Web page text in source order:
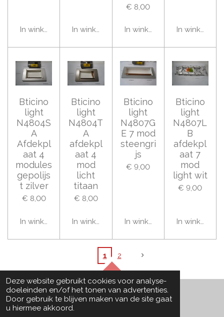
Deze website gebruikt cookies voor analyse-
doeleinden en/of het tonen van advertenties.
Door gebruik te blijven maken van de site gaat
u hiermee akkoord.
In winkelwagenIn winkelwagen
€ 8,00
In winkelwagenIn
Bticino
light
N4804S
A
Afdekpl
aat 4
modules
gepolijs
t zilver
€ 8,00
In winkelwagen
Bticino
light
N4804T
A
afdekpl
aat 4
mod
licht
titaan
€ 8,00
In winkelwagen
Bticino
light
N4807G
E 7 mod
steengri
js
€ 9,00
In winkelwagen
Bticino
light
N4807L
B
afdekpl
aat 7
mod
light wit
€ 9,00
In
1 2
TOP
© 2021 - 2026 De-schakelaar